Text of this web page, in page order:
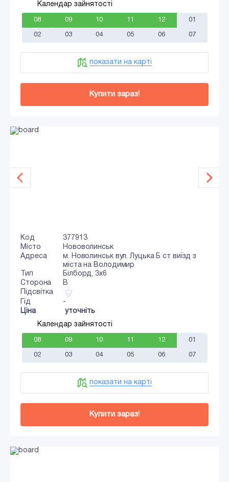
Календар зайнятості
08 09 10 11 12 01
02 03 04 05 06 07
показати на карті
Купити зараз!
Код
377913
Місто
Нововолинськ
Адреса
м. Новолинськ вул. Луцька Б ст виїзд з
міста на Володимир
Тип
Білборд, 3х6
Сторона
B
Підсвітка
Гід
-
Ціна
уточніть
Календар зайнятості
08 09 10 11 12 01
02 03 04 05 06 07
показати на карті
Купити зараз!